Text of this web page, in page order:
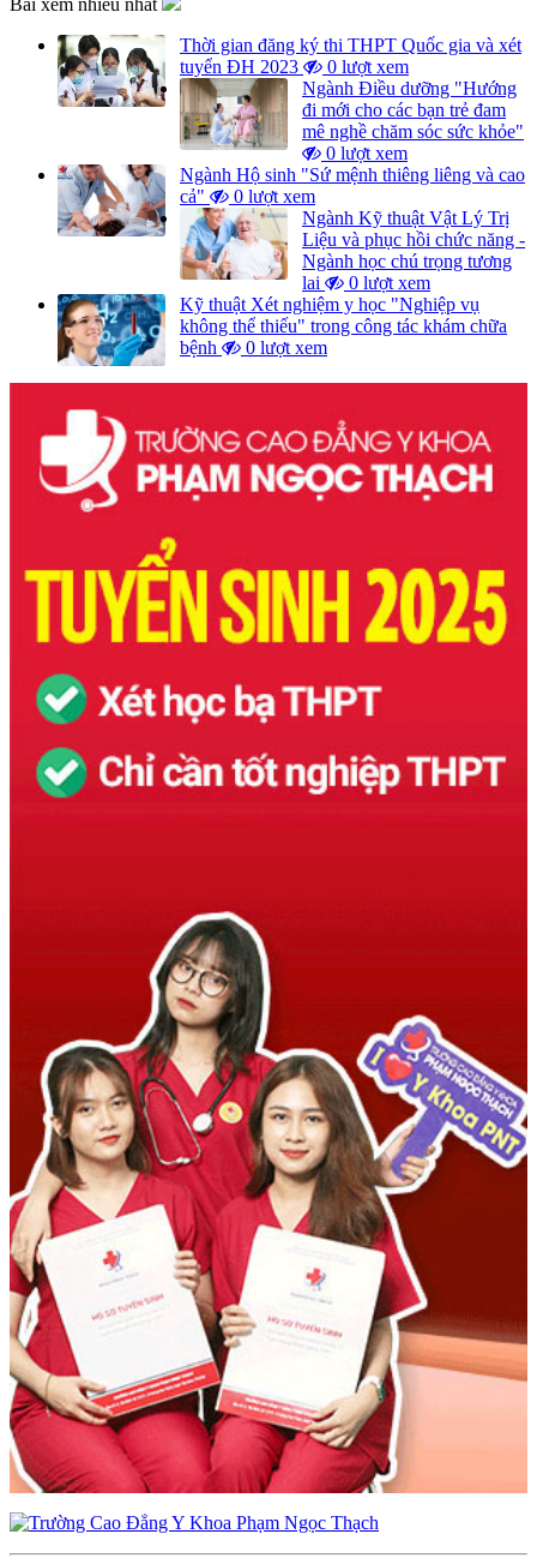
Thời gian đăng ký thi THPT Quốc gia và xét
tuyển ĐH 2023
0 lượt xem
Ngành Điều dưỡng "Hướng
đi mới cho các bạn trẻ đam
mê nghề chăm sóc sức khỏe"
0 lượt xem
Ngành Hộ sinh "Sứ mệnh thiêng liêng và cao
cả"
0 lượt xem
Ngành Kỹ thuật Vật Lý Trị
Liệu và phục hồi chức năng -
Ngành học chú trọng tương
lai
0 lượt xem
Kỹ thuật Xét nghiệm y học "Nghiệp vụ
không thể thiếu" trong công tác khám chữa
bệnh
0 lượt xem